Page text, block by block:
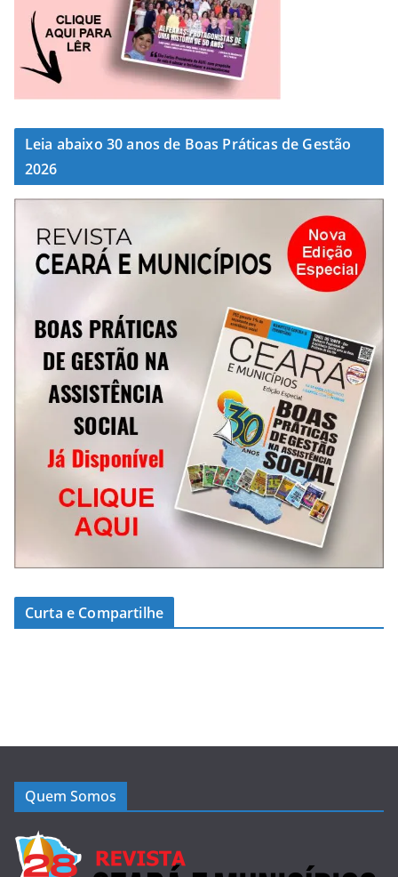
Leia abaixo 30 anos de Boas Práticas de Gestão
2026
Curta e Compartilhe
Quem Somos